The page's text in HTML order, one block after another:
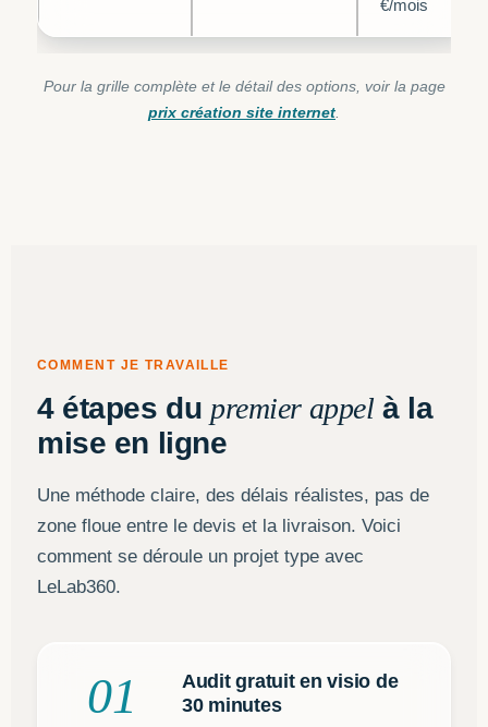
€/mois
Pour la grille complète et le détail des options, voir la page
prix création site internet
COMMENT JE TRAVAILLE
4 étapes du premier appel à la
mise en ligne
Une méthode claire, des délais réalistes, pas de
zone floue entre le devis et la livraison. Voici
comment se déroule un projet type avec
LeLab360.
01
Audit gratuit en visio de
30 minutes